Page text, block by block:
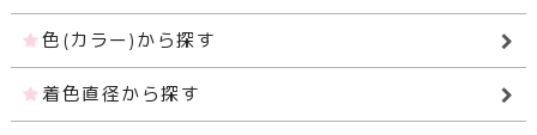
色(カラー)から探す
着色直径から探す